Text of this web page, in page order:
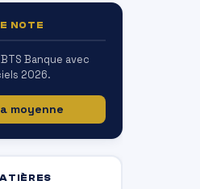
NOTE
Banque avec
2026.
moyenne